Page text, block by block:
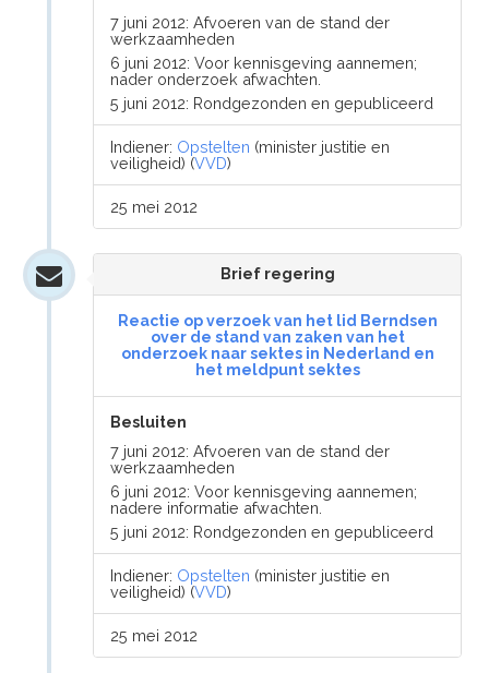
7 juni 2012: Afvoeren van de stand der
werkzaamheden
6 juni 2012: Voor kennisgeving aannemen;
nader onderzoek afwachten.
5 juni 2012: Rondgezonden en gepubliceerd
Indiener: Opstelten (minister justitie en
veiligheid) (VVD)
25 mei 2012
Brief regering
Reactie op verzoek van het lid Berndsen
over de stand van zaken van het
onderzoek naar sektes in Nederland en
het meldpunt sektes
Besluiten
7 juni 2012: Afvoeren van de stand der
werkzaamheden
6 juni 2012: Voor kennisgeving aannemen;
nadere informatie afwachten.
5 juni 2012: Rondgezonden en gepubliceerd
Indiener: Opstelten (minister justitie en
veiligheid) (VVD)
25 mei 2012